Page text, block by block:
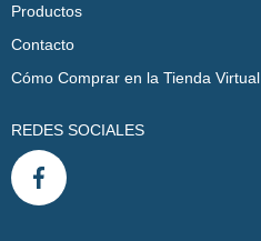
Productos
Contacto
Cómo Comprar en la Tienda Virtual
REDES SOCIALES